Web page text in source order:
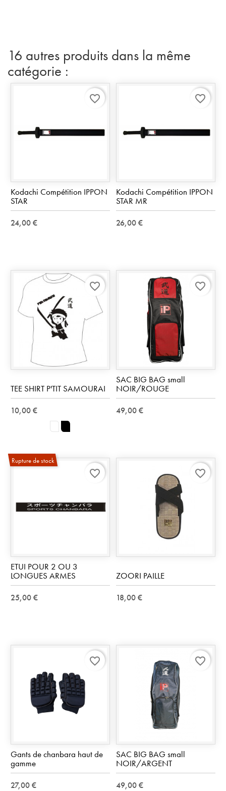
16 autres produits dans la même
catégorie :
Kodachi Compétition IPPON
STAR
24,00 €
favorite_border
Kodachi Compétition IPPON
STAR MR
26,00 €
favorite_border
TEE SHIRT P'TIT SAMOURAI
10,00 €
blanc
favorite_border
SAC BIG BAG small
NOIR/ROUGE
49,00 €
favorite_border
Rupture de stock
ETUI POUR 2 OU 3
LONGUES ARMES
25,00 €
favorite_border
ZOORI PAILLE
18,00 €
favorite_border
Gants de chanbara haut de
gamme
27,00 €
favorite_border
SAC BIG BAG small
NOIR/ARGENT
49,00 €
favorite_border